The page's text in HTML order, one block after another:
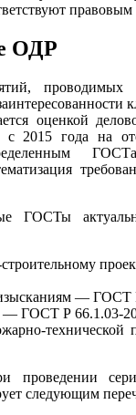
ОДР
оценкой
с 2015 года на
ГОСТы
строительному
— ГОСТ
— ГОСТ Р 66.1.03-
проведении
следующим